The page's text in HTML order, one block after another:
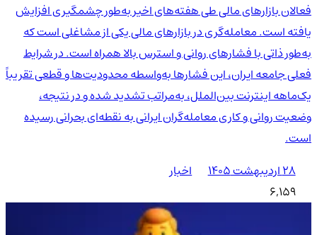
فعالان بازارهای مالی طی هفته‌های اخیر به‌طور چشمگیری افزایش
یافته است. معامله‌گری در بازارهای مالی یکی از مشاغلی است که
به‌طور ذاتی با فشارهای روانی و استرس بالا همراه است. در شرایط
فعلی جامعه ایران، این فشارها به‌واسطه محدودیت‌ها و قطعی تقریباً
یک‌ماهه اینترنت بین‌الملل، به‌مراتب تشدید شده و در نتیجه،
وضعیت روانی و کاری معامله‌گران ایرانی به نقطه‌ای بحرانی رسیده
است.
۲۸ اردیبهشت ۱۴۰۵
اخبار
6,159